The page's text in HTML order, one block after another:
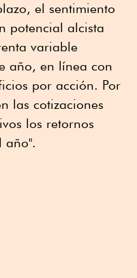
el sentimiento
potencial alcista
variable
año, en línea con
por acción. Por
las cotizaciones
los retornos
año".